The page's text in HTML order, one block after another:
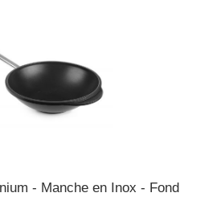
- Manche en Inox - Fond